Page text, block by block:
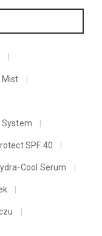
Mist
System
SPF 40
Cool Serum